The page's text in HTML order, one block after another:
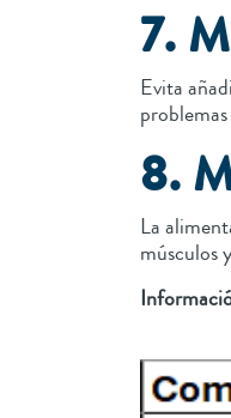
7.
Evita
8.
La
músculos